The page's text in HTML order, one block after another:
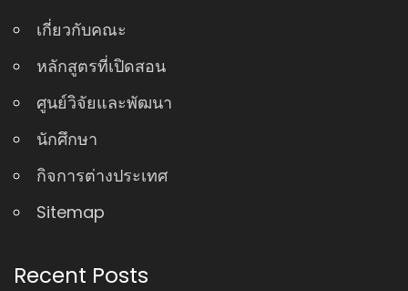
เกี่ยวกับคณะ
หลักสูตรที่เปิดสอน
ศูนย์วิจัยและพัฒนา
นักศึกษา
กิจการต่างประเทศ
Sitemap
Recent Posts